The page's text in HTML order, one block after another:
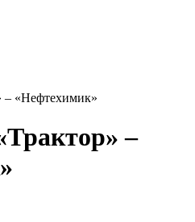
– «Нефтехимик»
–